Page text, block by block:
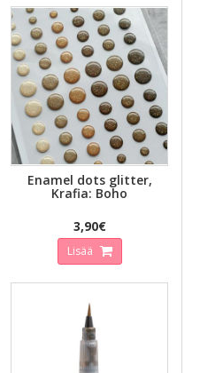
Enamel dots glitter,
Krafia: Boho
3,90€
Lisää